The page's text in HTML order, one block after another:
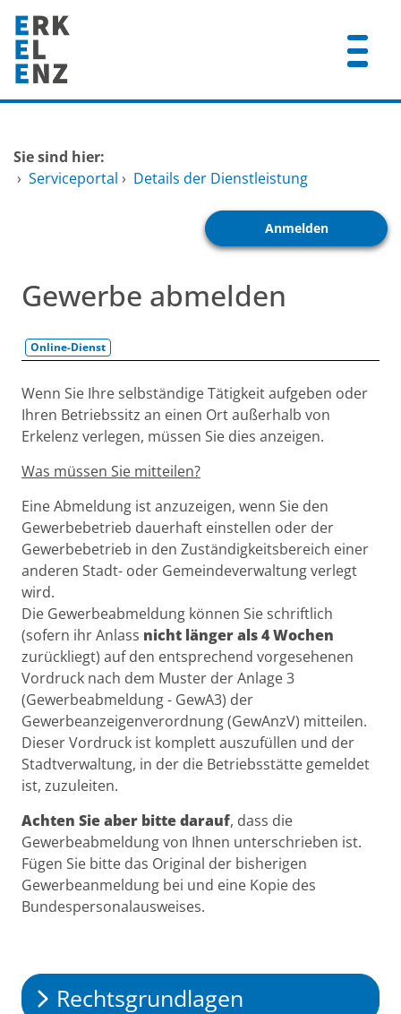
Zum Hauptinhalt springen
Dienstleistungen A-Z
Sie sind hier:
› Serviceportal › Details der Dienstleistung
Anmelden
Gewerbe abmelden
Online-Dienst
Beschreibung
Wenn Sie Ihre selbständige Tätigkeit aufgeben oder
Ihren Betriebssitz an einen Ort außerhalb von
Erkelenz verlegen, müssen Sie dies anzeigen.
Was müssen Sie mitteilen?
Eine Abmeldung ist anzuzeigen, wenn Sie den
Gewerbebetrieb dauerhaft einstellen oder der
Gewerbebetrieb in den Zuständigkeitsbereich einer
anderen Stadt- oder Gemeindeverwaltung verlegt
wird.
Die Gewerbeabmeldung können Sie schriftlich
(sofern ihr Anlass nicht länger als 4 Wochen
zurückliegt) auf den entsprechend vorgesehenen
Vordruck nach dem Muster der Anlage 3
(Gewerbeabmeldung - GewA3) der
Gewerbeanzeigenverordnung (GewAnzV) mitteilen.
Dieser Vordruck ist komplett auszufüllen und der
Stadtverwaltung, in der die Betriebsstätte gemeldet
ist, zuzuleiten.
Achten Sie aber bitte darauf, dass die
Gewerbeabmeldung von Ihnen unterschrieben ist.
Fügen Sie bitte das Original der bisherigen
Gewerbeanmeldung bei und eine Kopie des
Bundespersonalausweises.
Rechtsgrundlagen